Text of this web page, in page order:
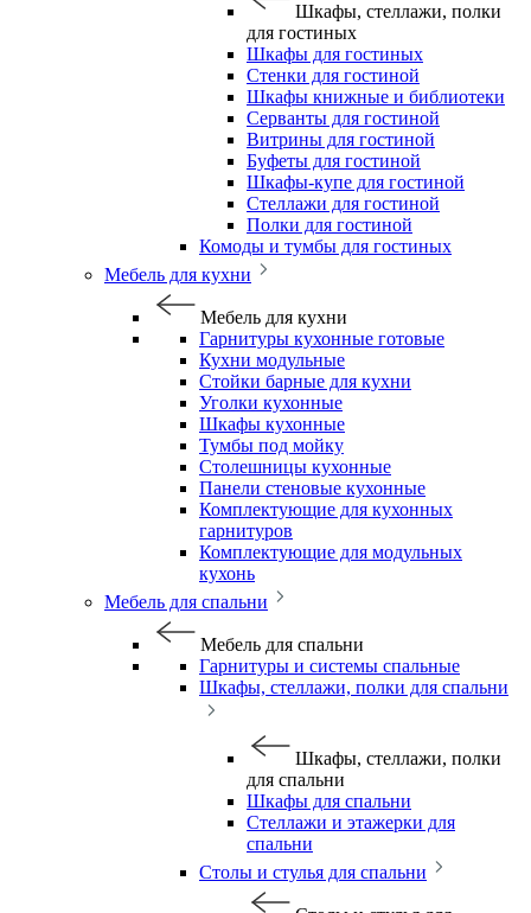
Шкафы, стеллажи, полки
для гостиных
Шкафы для гостиных
Стенки для гостиной
Шкафы книжные и библиотеки
Серванты для гостиной
Витрины для гостиной
Буфеты для гостиной
Шкафы-купе для гостиной
Стеллажи для гостиной
Полки для гостиной
Комоды и тумбы для гостиных
Мебель для кухни
Мебель для кухни
Гарнитуры кухонные готовые
Кухни модульные
Стойки барные для кухни
Уголки кухонные
Шкафы кухонные
Тумбы под мойку
Столешницы кухонные
Панели стеновые кухонные
Комплектующие для кухонных
гарнитуров
Комплектующие для модульных
кухонь
Мебель для спальни
Мебель для спальни
Гарнитуры и системы спальные
Шкафы, стеллажи, полки для спальни
Шкафы, стеллажи, полки
для спальни
Шкафы для спальни
Стеллажи и этажерки для
спальни
Столы и стулья для спальни